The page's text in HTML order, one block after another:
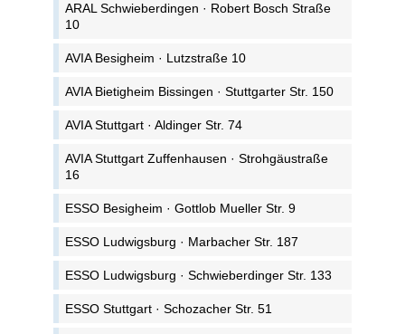
ARAL Schwieberdingen · Robert Bosch Straße
10
AVIA Besigheim · Lutzstraße 10
AVIA Bietigheim Bissingen · Stuttgarter Str. 150
AVIA Stuttgart · Aldinger Str. 74
AVIA Stuttgart Zuffenhausen · Strohgäustraße
16
ESSO Besigheim · Gottlob Mueller Str. 9
ESSO Ludwigsburg · Marbacher Str. 187
ESSO Ludwigsburg · Schwieberdinger Str. 133
ESSO Stuttgart · Schozacher Str. 51